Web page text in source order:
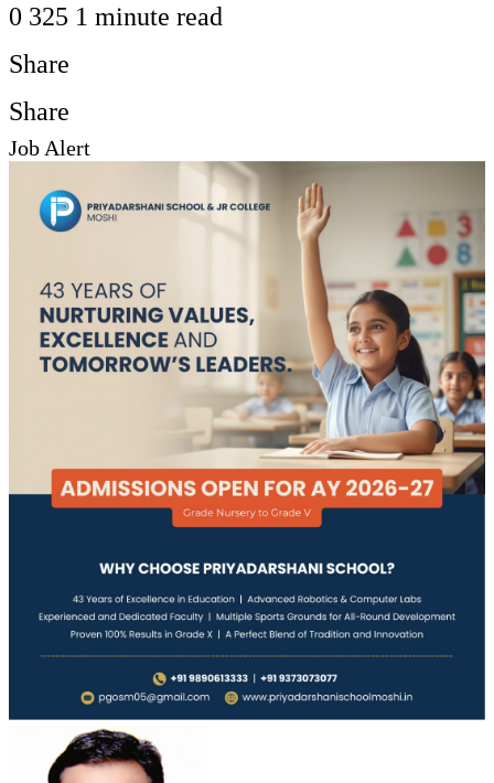
0 325 1 minute read
Share
Facebook
Twitter
LinkedIn
Pinterest
WhatsApp
Telegram
Share
via
Email
Print
Share
Facebook
Twitter
LinkedIn
Pinterest
Messenger
Messenger
WhatsApp
Telegram
Share
via
Print
Job Alert